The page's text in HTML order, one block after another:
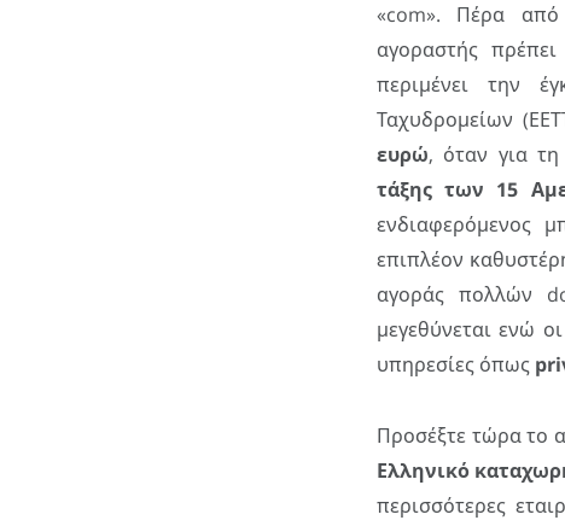
«com». Πέρα από
αγοραστής
περιμένει την
Ταχυδρομείων
ευρώ, όταν για
τάξης των 15
ενδιαφερόμενος
επιπλέον
αγοράς πολλών
μεγεθύνεται ενώ
υπηρεσίες όπως
Προσέξτε τώρα το
Ελληνικό
περισσότερες